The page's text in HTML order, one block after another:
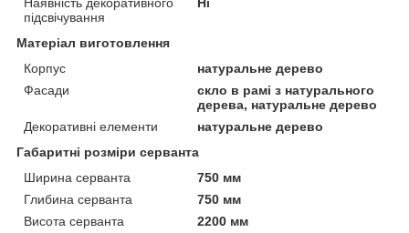
підсвічування
Матеріал виготовлення
Корпус
натуральне дерево
Фасади
скло в рамі з натурального
дерева, натуральне дерево
Декоративні елементи
натуральне дерево
Габаритні розміри серванта
Ширина серванта
750 мм
Глибина серванта
750 мм
Висота серванта
2200 мм